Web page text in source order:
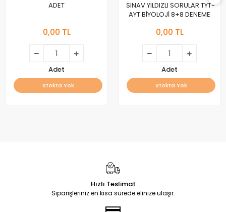
ADET
0,00 TL
Adet
Stokta Yok
SINAV YILDIZLI SORULAR TYT-
AYT BİYOLOJİ 8+8 DENEME
0,00 TL
Adet
Stokta Yok
Hızlı Teslimat
Siparişleriniz en kısa sürede elinize ulaşır.